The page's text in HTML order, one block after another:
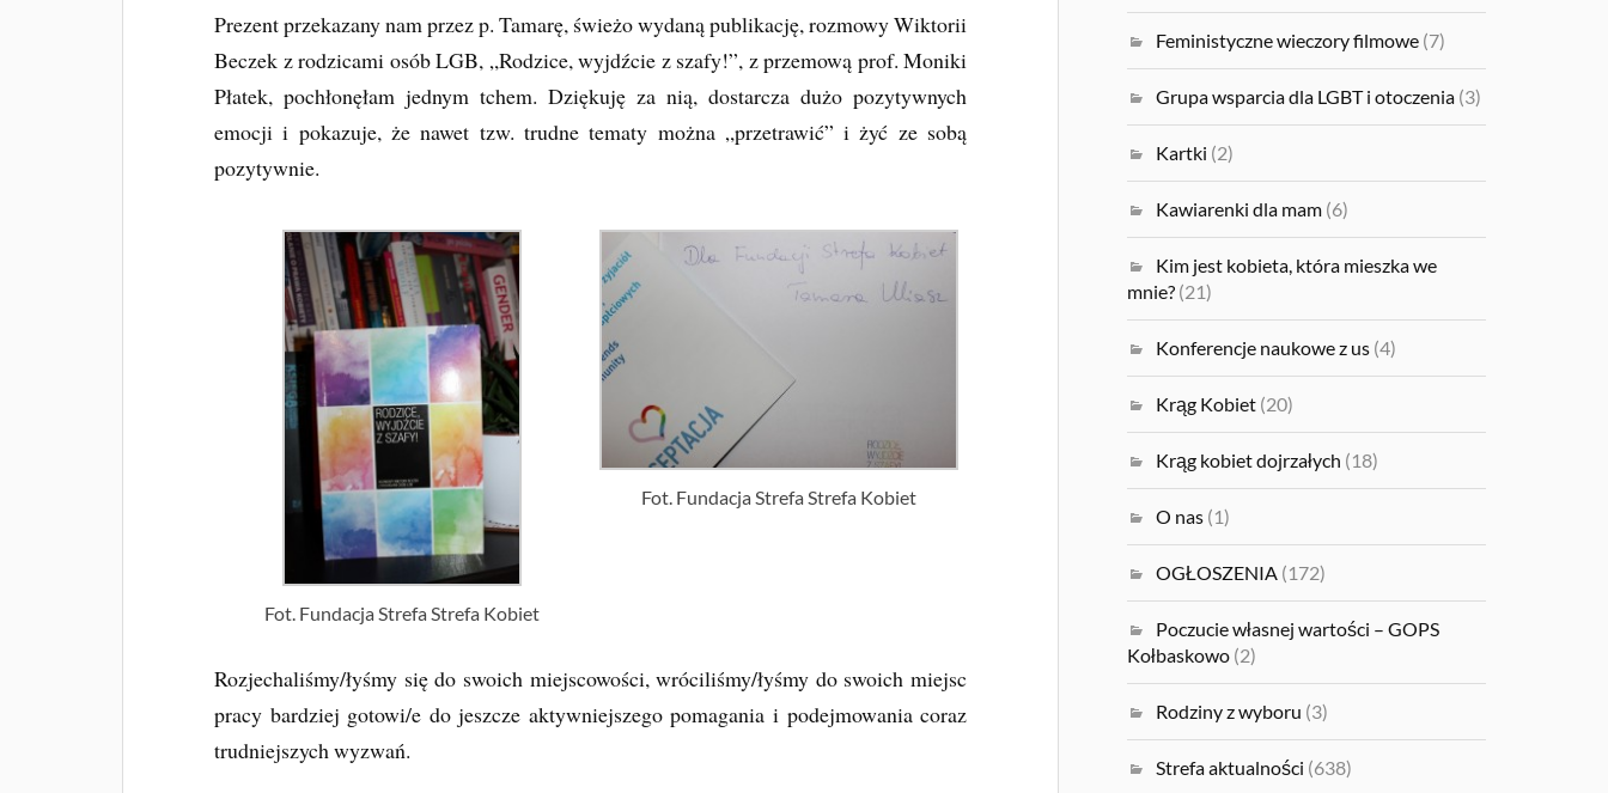
Prezent przekazany nam przez p. Tamarę, świeżo wydaną publikację, rozmowy Wiktorii
Beczek z rodzicami osób LGB, „Rodzice, wyjdźcie z szafy!”, z przemową prof. Moniki
Płatek, pochłonęłam jednym tchem. Dziękuję za nią, dostarcza dużo pozytywnych
emocji i pokazuje, że nawet tzw. trudne tematy można „przetrawić” i żyć ze sobą
pozytywnie.
Fot. Fundacja Strefa Strefa Kobiet
Fot. Fundacja Strefa Strefa Kobiet
Rozjechaliśmy/łyśmy się do swoich miejscowości, wróciliśmy/łyśmy do swoich miejsc
pracy bardziej gotowi/e do jeszcze aktywniejszego pomagania i podejmowania coraz
trudniejszych wyzwań.
Feministyczne wieczory filmowe (7)
Grupa wsparcia dla LGBT i otoczenia (3)
Kartki (2)
Kawiarenki dla mam (6)
Kim jest kobieta, która mieszka we
mnie? (21)
Konferencje naukowe z us (4)
Krąg Kobiet (20)
Krąg kobiet dojrzałych (18)
O nas (1)
OGŁOSZENIA (172)
Poczucie własnej wartości – GOPS
Kołbaskowo (2)
Rodziny z wyboru (3)
Strefa aktualności (638)